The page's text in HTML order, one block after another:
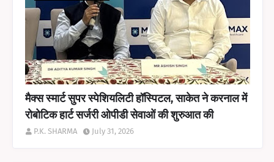
मैक्स स्मार्ट सुपर स्पेशियलिटी हॉस्पिटल, साकेत ने करनाल में
रोबोटिक हार्ट सर्जरी ओपीडी सेवाओं की शुरुआत की
P.K. SHARMA July 31, 2026